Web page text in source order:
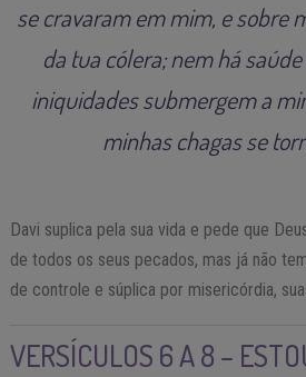
se cravaram em mim, e sobre
da tua cólera; nem há
iniquidades submergem a
minhas chagas se
Davi suplica pela sua vida e pede que
de todos os seus pecados, mas já não
de controle e súplica por misericórdia,
VERSÍCULOS 6 A 8 –